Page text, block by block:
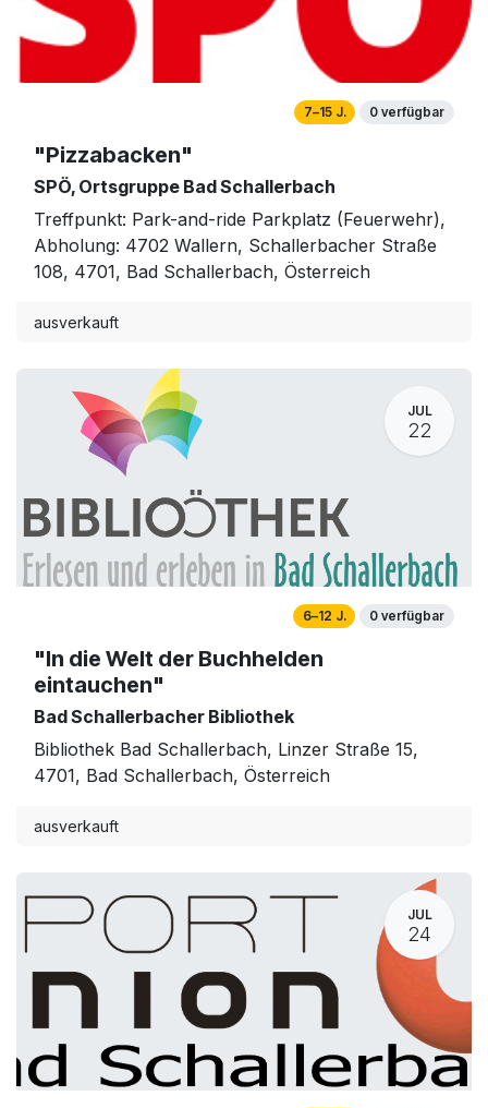
7–15 J. 0 verfügbar
"Pizzabacken"
SPÖ, Ortsgruppe Bad Schallerbach
Treffpunkt: Park-and-ride Parkplatz (Feuerwehr),
Abholung: 4702 Wallern, Schallerbacher Straße
108, 4701, Bad Schallerbach, Österreich
ausverkauft
JUL
22
6–12 J. 0 verfügbar
"In die Welt der Buchhelden
eintauchen"
Bad Schallerbacher Bibliothek
Bibliothek Bad Schallerbach, Linzer Straße 15,
4701, Bad Schallerbach, Österreich
ausverkauft
JUL
24